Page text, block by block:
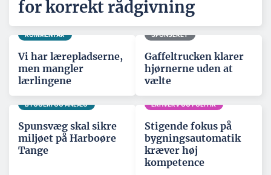
for korrekt rådgivning
KOMMENTAR
Vi har lærepladserne,
men mangler
lærlingene
SPONSERET
Gaffeltrucken klarer
hjørnerne uden at
vælte
BYGGERI OG ANLÆG
Spunsvæg skal sikre
miljøet på Harboøre
Tange
ERHVERV OG POLITIK
Stigende fokus på
bygningsautomatik
kræver høj
kompetence